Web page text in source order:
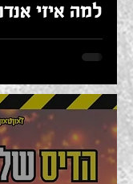
למה איזי